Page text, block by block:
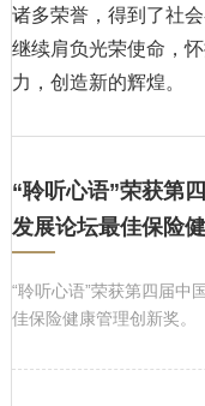
诸多荣誉，得到了社
继续肩负光荣使命，
力，创造新的辉煌。
“聆听心语”荣获第
发展论坛最佳保险
“聆听心语”荣获第四届中
佳保险健康管理创新奖。